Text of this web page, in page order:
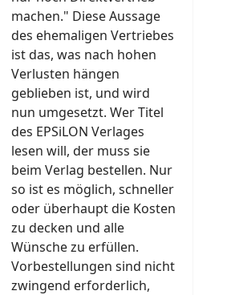
machen." Diese Aussage
des ehemaligen Vertriebes
ist das, was nach hohen
Verlusten hängen
geblieben ist, und wird
nun umgesetzt. Wer Titel
des EPSiLON Verlages
lesen will, der muss sie
beim Verlag bestellen. Nur
so ist es möglich, schneller
oder überhaupt die Kosten
zu decken und alle
Wünsche zu erfüllen.
Vorbestellungen sind nicht
zwingend erforderlich,